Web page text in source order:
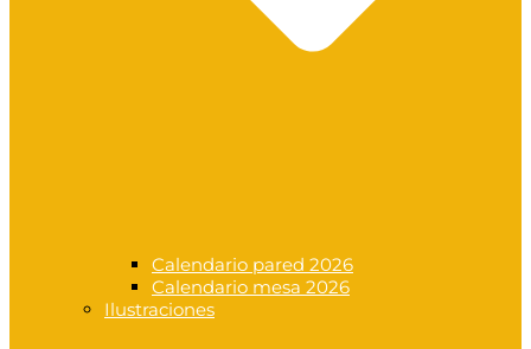
Calendario pared 2026
Calendario mesa 2026
Ilustraciones